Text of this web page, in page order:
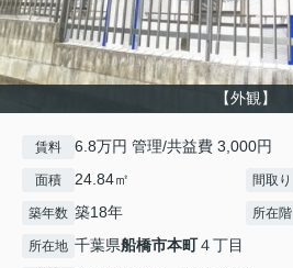
【外観】
賃料 6.8万円 管理/共益費 3,000円
面積 24.84㎡ 間取り
築年数 築18年 所在階
所在地 千葉県船橋市本町４丁目